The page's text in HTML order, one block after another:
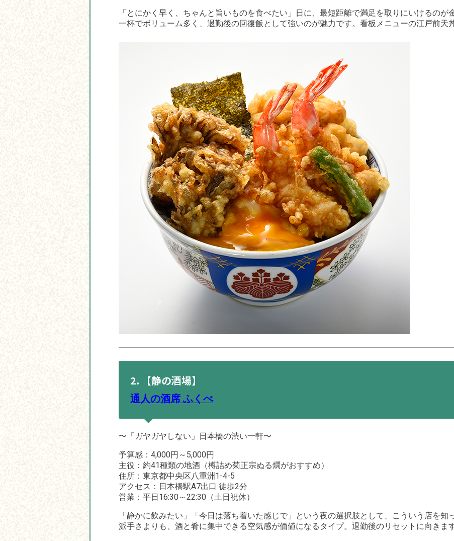
「とにかく早く、ちゃんと旨いものを食べたい」日に、最短距離で満足を取りにいけるのが
一杯でボリューム多く、退勤後の回復飯として強いのが魅力です。看板メニューの江戸前天
2. 【静の酒場】
通人の酒席 ふくべ
〜「ガヤガヤしない」日本橋の渋い一軒〜
予算感：4,000円～5,000円
主役：約41種類の地酒（樽詰め菊正宗ぬる燗がおすすめ）
住所：東京都中央区八重洲1-4-5
アクセス：日本橋駅A7出口 徒歩2分
営業：平日16:30～22:30（土日祝休）
「静かに飲みたい」「今日は落ち着いた感じで」という夜の選択肢として、こういう店を知
派手さよりも、酒と肴に集中できる空気感が価値になるタイプ。退勤後のリセットに向きます